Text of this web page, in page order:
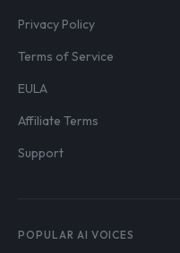
Privacy Policy
Terms of Service
EULA
Affiliate Terms
Support
POPULAR AI VOICES